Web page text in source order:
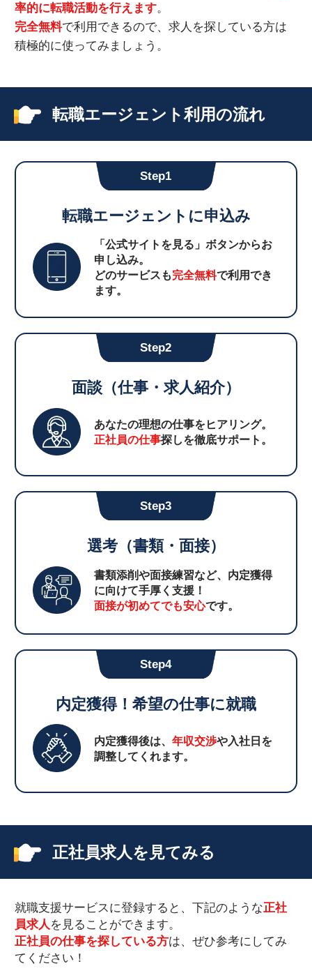
率的に転職活動を行えます。
完全無料で利用できるので、求人を探している方は
積極的に使ってみましょう。
転職エージェント利用の流れ
Step1
転職エージェントに申込み
「公式サイトを見る」ボタンからお
申し込み。
どのサービスも完全無料で利用でき
ます。
Step2
面談（仕事・求人紹介）
あなたの理想の仕事をヒアリング。
正社員の仕事探しを徹底サポート。
Step3
選考（書類・面接）
書類添削や面接練習など、内定獲得
に向けて手厚く支援！
面接が初めてでも安心です。
Step4
内定獲得！希望の仕事に就職
内定獲得後は、年収交渉や入社日を
調整してくれます。
正社員求人を見てみる
就職支援サービスに登録すると、下記のような正社
員求人 を見ることができます。
正社員の仕事を探している方は、ぜひ参考にしてみ
てください！